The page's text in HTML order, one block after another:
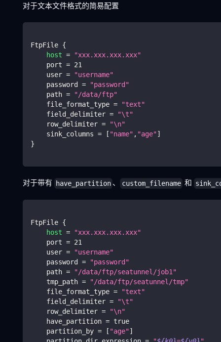
对于文本文件格式的简易配置
FtpFile {
host =
"xxx.xxx.xxx.xxx"
    port
= 21
    user
=
"username"
    password
=
"password"
    path
=
"/data/ftp"
    file_format_type
=
"text"
    field_delimiter
= "\t"
    row_delimiter
= "\n"
    sink_columns
= [ "name" , "age"]
}
对于带有 have_partition 、 custom_filename 和
FtpFile {
host =
"xxx.xxx.xxx.xxx"
    port
= 21
    user
=
"username"
    password
=
"password"
    path
=
"/data/ftp/seatunnel/job1"
    tmp_path
=
"/data/ftp/seatunnel/tmp"
    file_format_type
=
"text"
    field_delimiter
= "\t"
    row_delimiter
= "\n"
    have_partition
= true
    partition_by
= [ "age"]